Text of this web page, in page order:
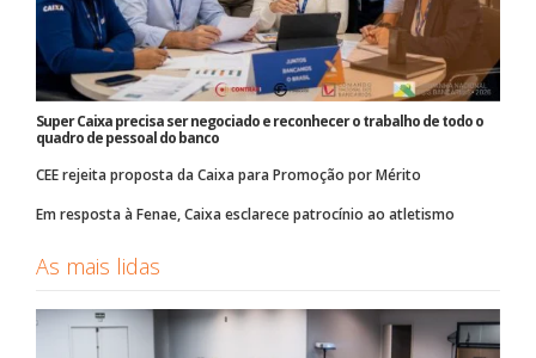
Super Caixa precisa ser negociado e reconhecer o trabalho de todo o
quadro de pessoal do banco
CEE rejeita proposta da Caixa para Promoção por Mérito
Em resposta à Fenae, Caixa esclarece patrocínio ao atletismo
As mais lidas